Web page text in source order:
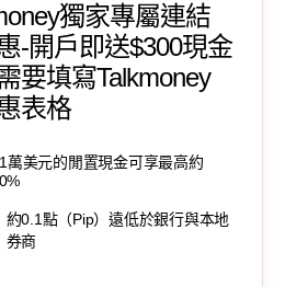
獨家專屬連結
-開戶即送$300現金
要填寫Talkmoney
表格
萬美元的閒置現金可享最高約
約0.1點（Pip）遠低於銀行與本地
券商